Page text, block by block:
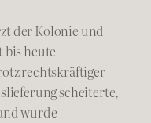
der Kolonie und
bis heute
rechtskräftiger
scheiterte,
wurde